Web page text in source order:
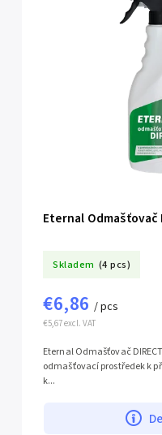
Eternal Odmašťovač
Skladem (4 pcs)
€5,67 excl. VAT
€6,86 / pcs
Eternal Odmašťovač
odmašťovací prostředek k
k...